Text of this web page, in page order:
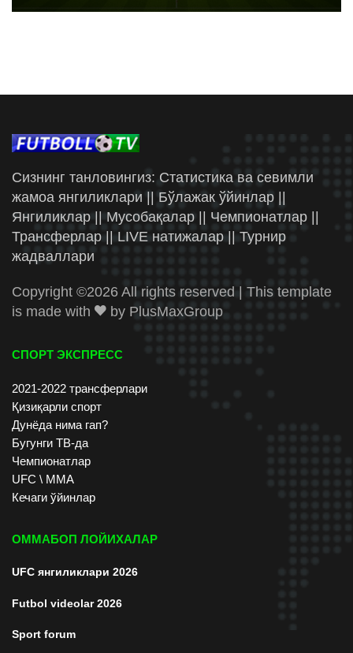
Сизнинг танловингиз: Статистика ва севимли
жамоа янгиликлари || Бўлажак ўйинлар ||
Янгиликлар || Мусобақалар || Чемпионатлар ||
Трансферлар || LIVE натижалар || Турнир
жадваллари
Copyright ©2026 All rights reserved | This template
is made with
by PlusMaxGroup
СПОРТ ЭКСПРЕСС
2021-2022 трансферлари
Қизиқарли спорт
Дунёда нима гап?
Бугунги ТВ-да
Чемпионатлар
UFC \ ММА
Кечаги ўйинлар
ОММАБОП ЛОЙИХАЛАР
UFC янгиликлари 2026
Futbol videolar 2026
Sport forum